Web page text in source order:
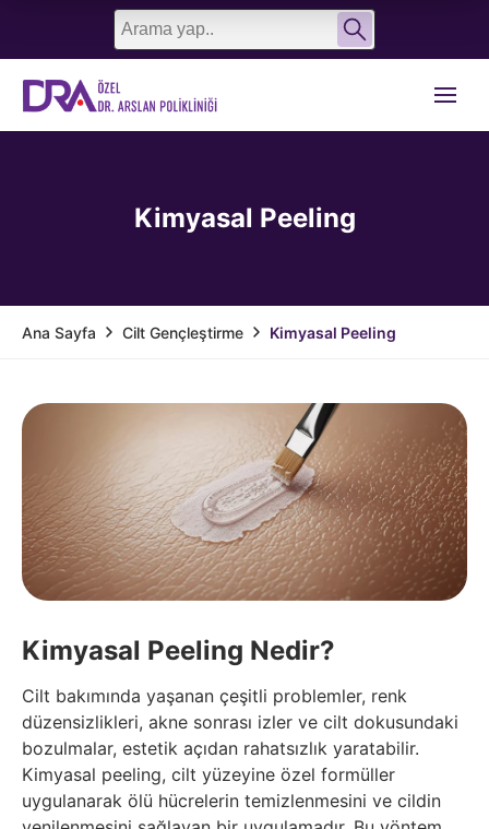
Kimyasal Peeling
Ana Sayfa Cilt Gençleştirme Kimyasal Peeling
Kimyasal Peeling Nedir?
Cilt bakımında yaşanan çeşitli problemler, renk
düzensizlikleri, akne sonrası izler ve cilt dokusundaki
bozulmalar, estetik açıdan rahatsızlık yaratabilir.
Kimyasal peeling, cilt yüzeyine özel formüller
uygulanarak ölü hücrelerin temizlenmesini ve cildin